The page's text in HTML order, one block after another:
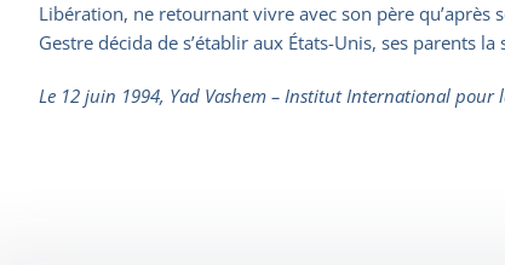
Libération, ne retournant vivre avec son père qu’après
Gestre décida de s’établir aux États-Unis, ses parents
Le 12 juin 1994, Yad Vashem – Institut International pour